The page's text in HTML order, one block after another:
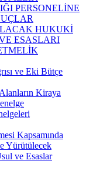
PERSONELİNE
HUKUKİ
ESASLARI
ve Eki Bütçe
Kiraya
Kapsamında
Yürütülecek
ve Esaslar